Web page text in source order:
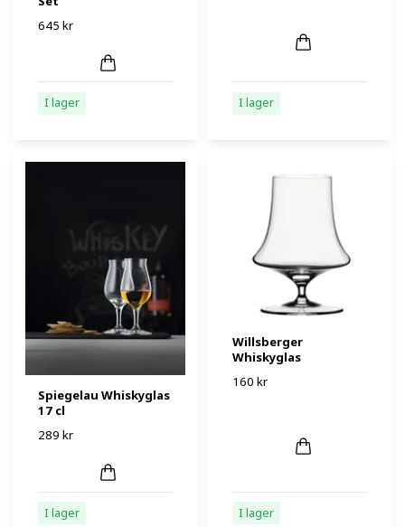
645 kr
I lager I lager
Spiegelau Whiskyglas
17 cl
289 kr
I lager
Willsberger
Whiskyglas
160 kr
I lager